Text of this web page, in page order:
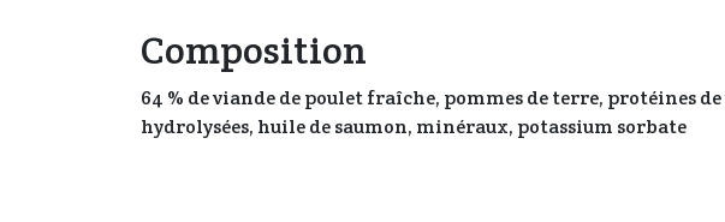
Composition
64 % de viande de poulet fraîche, pommes de terre, protéines
hydrolysées, huile de saumon, minéraux, potassium sorbate